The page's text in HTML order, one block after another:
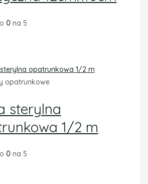
0na 5
opatrunkowe
sterylna
1/2 m
0na 5